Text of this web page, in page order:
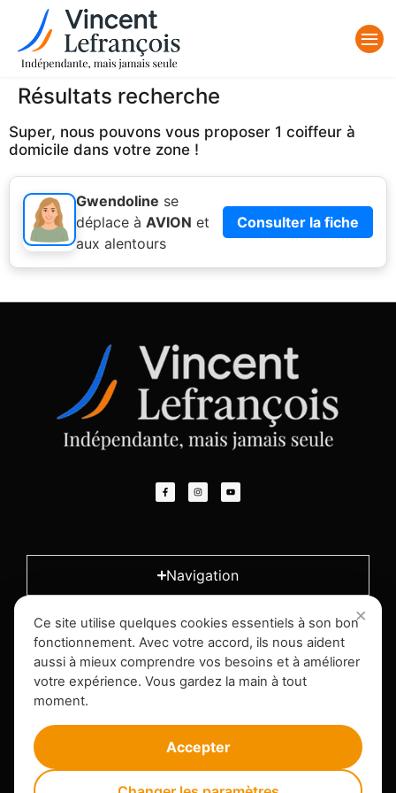
Résultats recherche
Super, nous pouvons vous proposer 1 coiffeur à
domicile dans votre zone !
Gwendoline se
déplace à AVION et
aux alentours
Consulter la fiche
Navigation
L'entreprise
Infos légales
Ce site utilise quelques cookies essentiels à son bon
fonctionnement. Avec votre accord, ils nous aident
aussi à mieux comprendre vos besoins et à améliorer
votre expérience. Vous gardez la main à tout
moment.
Accepter